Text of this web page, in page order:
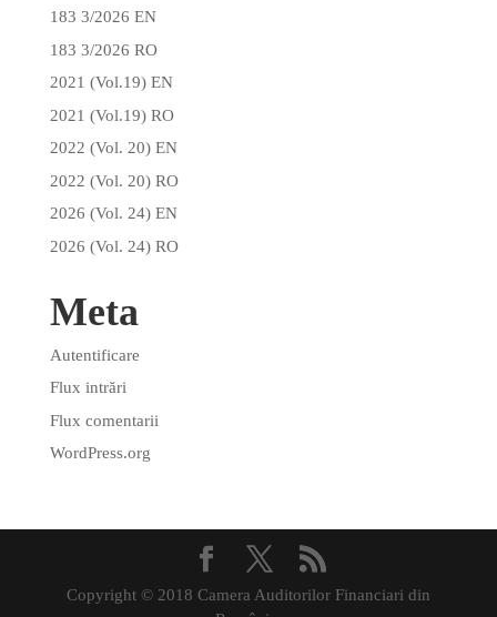
183 3/2026 EN
183 3/2026 RO
2021 (Vol.19) EN
2021 (Vol.19) RO
2022 (Vol. 20) EN
2022 (Vol. 20) RO
2026 (Vol. 24) EN
2026 (Vol. 24) RO
Meta
Autentificare
Flux intrări
Flux comentarii
WordPress.org
Copyright © 2018 Camera Auditorilor Financiari din